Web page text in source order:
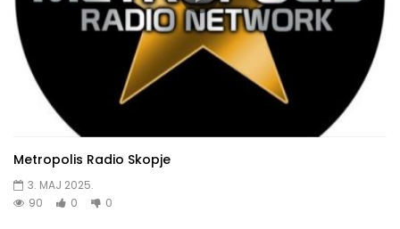
Metropolis Radio Skopje
3. MAJ 2025.
90
0 0